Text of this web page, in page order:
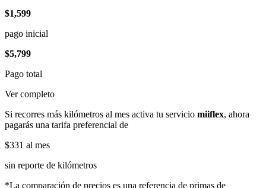
$1,599
pago inicial
$5,799
Pago total
Ver completo
Si recorres más kilómetros al mes activa tu servicio miiflex, ahora
pagarás una tarifa preferencial de
$331 al mes
sin reporte de kilómetros
*La comparación de precios es una referencia de primas de